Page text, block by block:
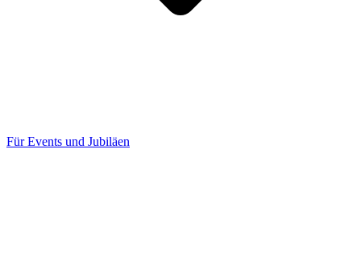
Für Events und Jubiläen